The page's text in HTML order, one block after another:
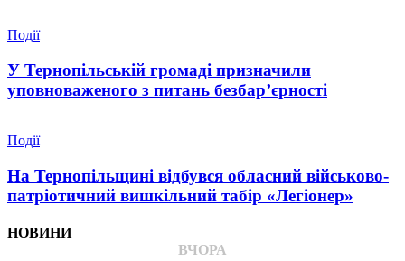
Події
У Тернопільській громаді призначили
уповноваженого з питань безбар’єрності
Події
На Тернопільщині відбувся обласний військово-
патріотичний вишкільний табір «Легіонер»
НОВИНИ
ВЧОРА